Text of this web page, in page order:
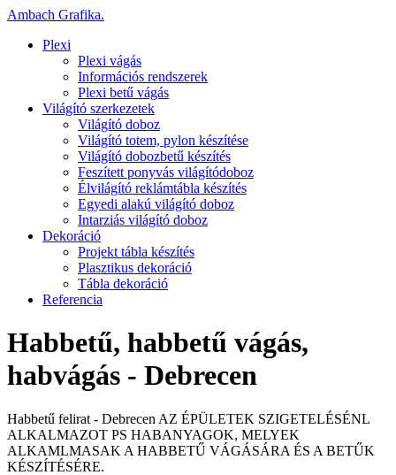
Ambach Grafika.
Plexi
Plexi vágás
Információs rendszerek
Plexi betű vágás
Világító szerkezetek
Világító doboz
Világító totem, pylon készítése
Világító dobozbetű készítés
Feszített ponyvás világítódoboz
Élvilágító reklámtábla készítés
Egyedi alakú világító doboz
Intarziás világító doboz
Dekoráció
Projekt tábla készítés
Plasztikus dekoráció
Tábla dekoráció
Referencia
Habbetű, habbetű vágás,
habvágás - Debrecen
Habbetű felirat - Debrecen AZ ÉPÜLETEK SZIGETELÉSÉNL
ALKALMAZOT PS HABANYAGOK, MELYEK
ALKAMLMASAK A HABBETŰ VÁGÁSÁRA ÉS A BETŰK
KÉSZÍTÉSÉRE.